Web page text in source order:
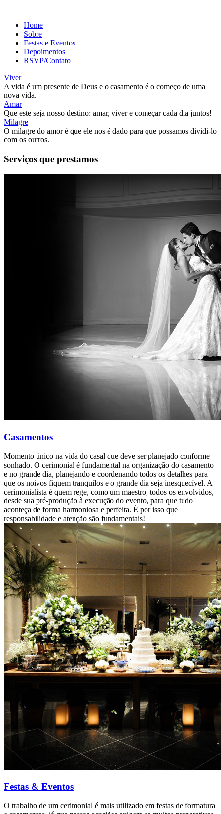
Home
Sobre
Festas e Eventos
Depoimentos
RSVP/Contato
Viver
A vida é um presente de Deus e o casamento é o começo de uma
nova vida.
Amar
Que este seja nosso destino: amar, viver e começar cada dia juntos!
Milagre
O milagre do amor é que ele nos é dado para que possamos dividi-lo
com os outros.
Serviços que prestamos
Casamentos
Momento único na vida do casal que deve ser planejado conforme
sonhado. O cerimonial é fundamental na organização do casamento
e no grande dia, planejando e coordenando todos os detalhes para
que os noivos fiquem tranquilos e o grande dia seja inesquecível. A
cerimonialista é quem rege, como um maestro, todos os envolvidos,
desde sua pré-produção à execução do evento, para que tudo
aconteça de forma harmoniosa e perfeita. É por isso que
responsabilidade e atenção são fundamentais!
Festas & Eventos
O trabalho de um cerimonial é mais utilizado em festas de formatura